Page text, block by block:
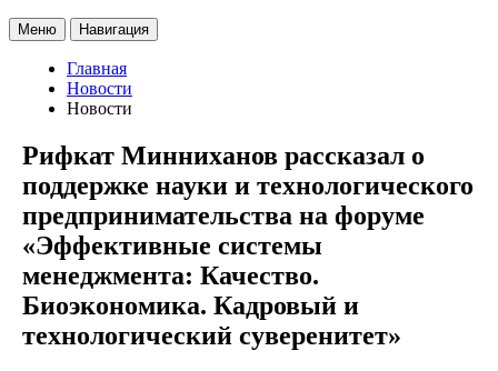
Меню Навигация
Главная
Новости
Новости
Рифкат Минниханов рассказал о
поддержке науки и технологического
предпринимательства на форуме
«Эффективные системы
менеджмента: Качество.
Биоэкономика. Кадровый и
технологический суверенитет»